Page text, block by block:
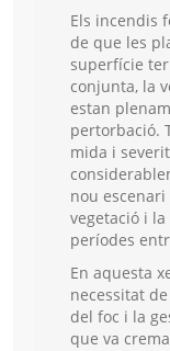
Els incendis
de que les
superfície
conjunta, la
estan
pertorbació.
mida i
nou
vegetació i
períodes
En aquesta
necessitat
del foc i la
que va